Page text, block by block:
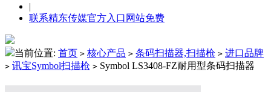
|
联系精东传媒官方入口网站免费
当前位置: 首页 > 核心产品 > 条码扫描器,扫描枪 > 进口品牌
> 讯宝Symbol扫描枪 > Symbol LS3408-FZ耐用型条码扫描器